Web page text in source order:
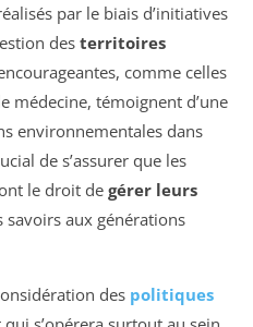
par le biais d’initiatives
des territoires
comme celles
médecine, témoignent d’une
environnementales dans
de s’assurer que les
le droit degérer leurs
aux générations
des politiques